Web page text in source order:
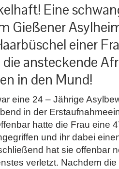
Eine
Gießener
einer
ansteckende
in den Mund!
eine 24 – Jährige
in der
hatte die Frau eine
und ihr dabei
hat sie offenbar
verletzt. Nachdem